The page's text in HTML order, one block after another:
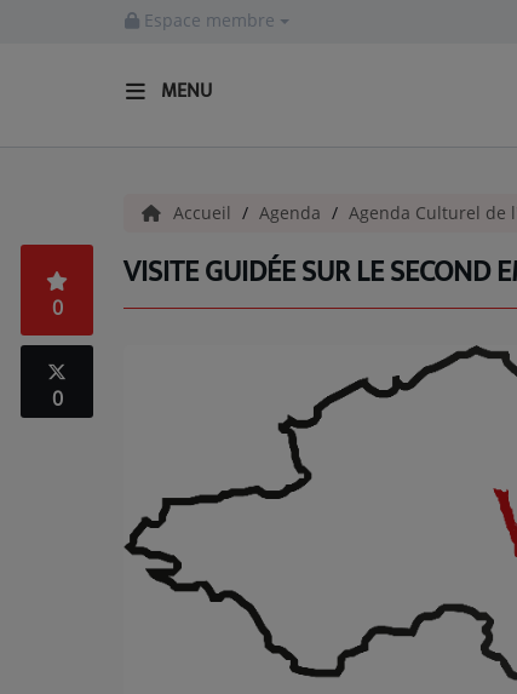
Espace membre
MENU
INFOS - ALLIER
AGENDA CULTUREL - ALLIER
INFOS POP ROCK
Accueil Agenda Agenda Culturel de
VISITE GUIDÉE SUR LE SECOND
0
0